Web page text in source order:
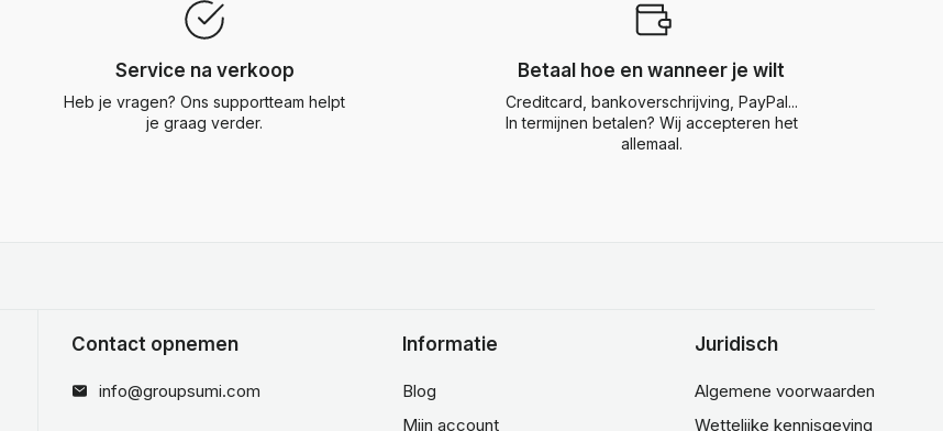
Service na verkoop
Heb je vragen? Ons supportteam helpt
je graag verder.
Betaal hoe en wanneer je wilt
Creditcard, bankoverschrijving, PayPal...
In termijnen betalen? Wij accepteren het
allemaal.
Contact opnemen
info@groupsumi.com
Informatie
Blog
Mijn account
Juridisch
Algemene voorwaarden
Wettelijke kennisgeving